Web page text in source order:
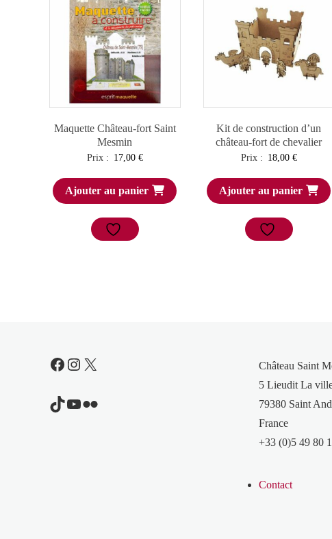
Maquette Château-fort Saint
Mesmin
Prix : 17,00 €
Ajouter au panier
Kit de construction d’un
château-fort de chevalier
Prix : 18,00 €
Ajouter au panier
Facebook
Instagram
X
TikTok
YouTube
Flickr
Château Saint
5 Lieudit La
79380 Saint
France
+33 (0)5 49 80
Contact